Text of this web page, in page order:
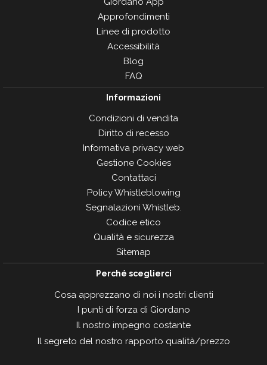
Approfondimenti
Linee di prodotto
Accessibilità
Blog
FAQ
Informazioni
Condizioni di vendita
Diritto di recesso
Informativa privacy web
Gestione Cookies
Contattaci
Policy Whistleblowing
Segnalazioni Whistleb.
Codice etico
Qualità e sicurezza
Sitemap
Perché sceglierci
Cosa apprezzano di noi i nostri clienti
I punti di forza di Giordano
Il nostro impegno costante
Il segreto del nostro rapporto qualità/prezzo